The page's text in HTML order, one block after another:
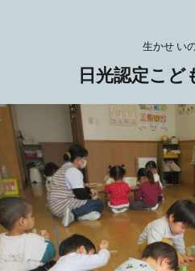
生かせ い
日光認定こ